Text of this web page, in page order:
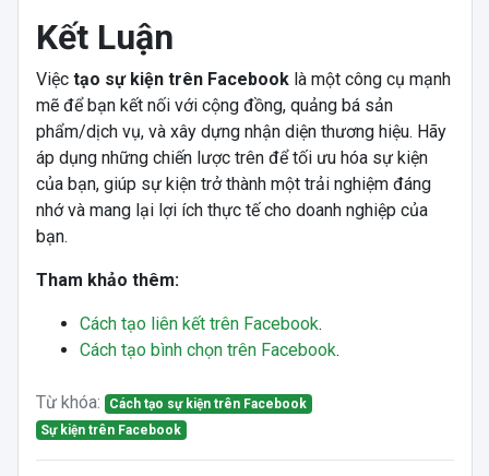
Kết Luận
Việc tạo sự kiện trên Facebooklà một công cụ mạnh
mẽ để bạn kết nối với cộng đồng, quảng bá sản
phẩm/dịch vụ, và xây dựng nhận diện thương hiệu. Hãy
áp dụng những chiến lược trên để tối ưu hóa sự kiện
của bạn, giúp sự kiện trở thành một trải nghiệm đáng
nhớ và mang lại lợi ích thực tế cho doanh nghiệp của
bạn.
Tham khảo thêm:
Cách tạo liên kết trên Facebook.
Cách tạo bình chọn trên Facebook.
Từ khóa:
Cách tạo sự kiện trên Facebook
Sự kiện trên Facebook